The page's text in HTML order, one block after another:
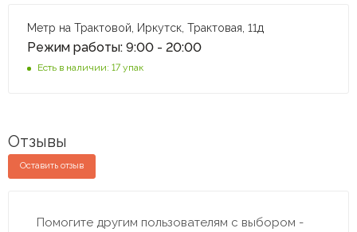
Метр на Трактовой, Иркутск, Трактовая, 11д
Режим работы: 9:00 - 20:00
Есть в наличии: 17 упак
Отзывы
Оставить отзыв
Помогите другим пользователям с выбором -